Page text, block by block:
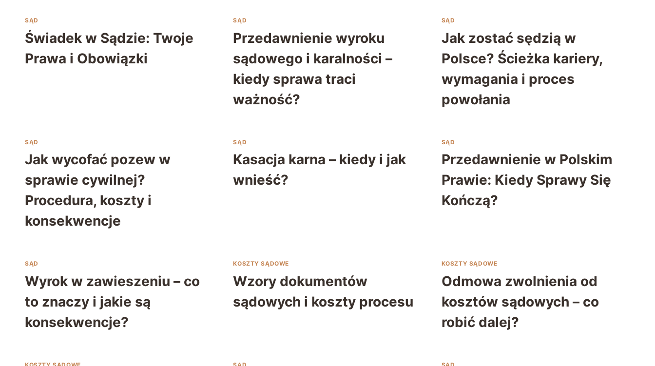
SĄD
Świadek w Sądzie: Twoje
Prawa i Obowiązki
SĄD
Przedawnienie wyroku
sądowego i karalności –
kiedy sprawa traci
ważność?
SĄD
Jak zostać sędzią w
Polsce? Ścieżka kariery,
wymagania i proces
powołania
SĄD
Jak wycofać pozew w
sprawie cywilnej?
Procedura, koszty i
konsekwencje
SĄD
Kasacja karna – kiedy i jak
wnieść?
SĄD
Przedawnienie w Polskim
Prawie: Kiedy Sprawy Się
Kończą?
SĄD
Wyrok w zawieszeniu – co
to znaczy i jakie są
konsekwencje?
KOSZTY SĄDOWE
Wzory dokumentów
sądowych i koszty procesu
KOSZTY SĄDOWE
Odmowa zwolnienia od
kosztów sądowych – co
robić dalej?